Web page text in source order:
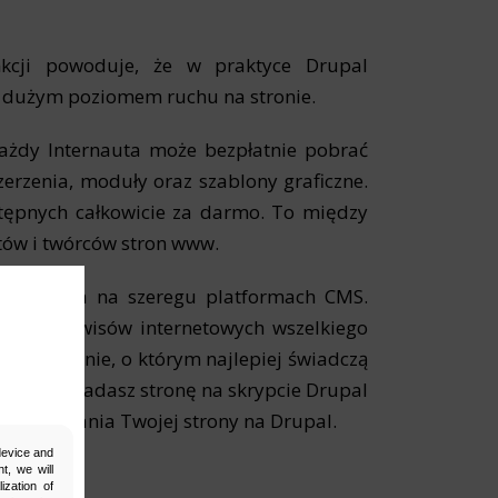
and
we will
of
powoduje, że w praktyce Drupal
poziomem ruchu na stronie.
Internauta może bezpłatnie pobrać
moduły oraz szablony graficzne.
całkowicie za darmo. To między
i twórców stron www.
na szeregu platformach CMS.
dla serwisów internetowych wszelkiego
o którym najlepiej świadczą
posiadasz stronę na skrypcie Drupal
Twojej strony na Drupal.